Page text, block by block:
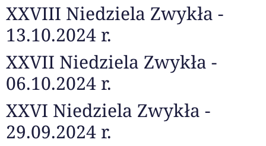
XXVIII Niedziela Zwykła -
13.10.2024 r.
XXVII Niedziela Zwykła -
06.10.2024 r.
XXVI Niedziela Zwykła -
29.09.2024 r.